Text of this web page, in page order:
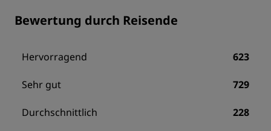
Bewertung durch Reisende
Hervorragend 623
Sehr gut 729
Durchschnittlich 228